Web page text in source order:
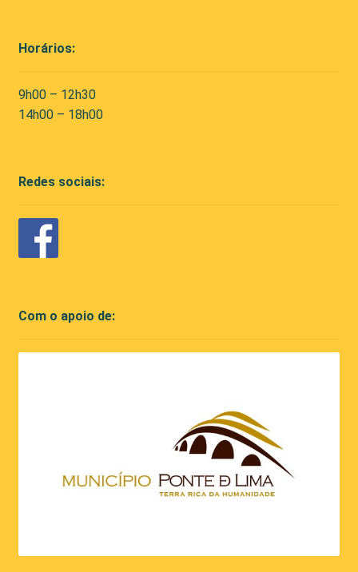
Horários:
9h00 – 12h30
14h00 – 18h00
Redes sociais:
Com o apoio de: